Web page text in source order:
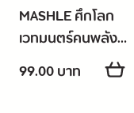
MASHLE ศึกโลก
เวทมนตร์คนพลัง
กล้าม เล่ม 14
99.00 บาท